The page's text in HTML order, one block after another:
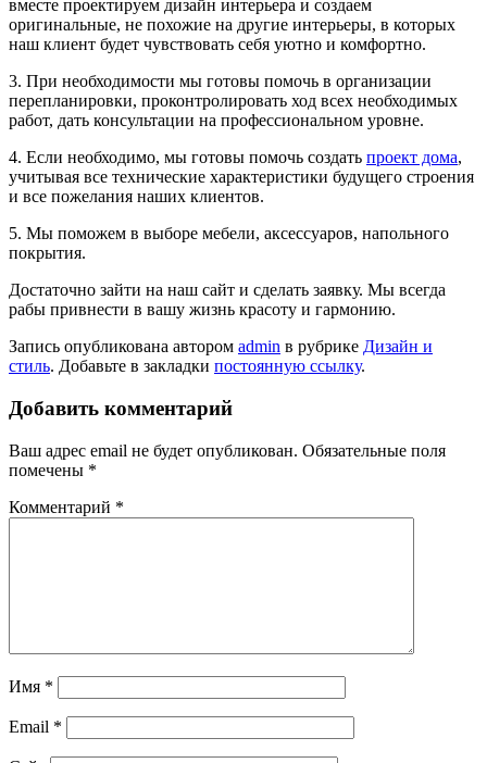
вместе проектируем дизайн интерьера и создаем
оригинальные, не похожие на другие интерьеры, в которых
наш клиент будет чувствовать себя уютно и комфортно.
3. При необходимости мы готовы помочь в организации
перепланировки, проконтролировать ход всех необходимых
работ, дать консультации на профессиональном уровне.
4. Если необходимо, мы готовы помочь создать проект дома,
учитывая все технические характеристики будущего строения
и все пожелания наших клиентов.
5. Мы поможем в выборе мебели, аксессуаров, напольного
покрытия.
Достаточно зайти на наш сайт и сделать заявку. Мы всегда
рабы привнести в вашу жизнь красоту и гармонию.
Запись опубликована автором admin в рубрике Дизайн и
стиль. Добавьте в закладки постоянную ссылку.
Добавить комментарий
Ваш адрес email не будет опубликован. Обязательные поля
помечены *
Комментарий *
Имя *
Email *